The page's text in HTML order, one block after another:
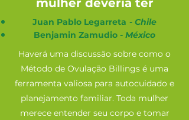
mulher deveria ter
Juan Pablo Legarreta - Chile
Benjamin Zamudio - México
Haverá uma discussão sobre como o
Método de Ovulação Billings é uma
ferramenta valiosa para autocuidado e
planejamento familiar. Toda mulher
merece entender seu corpo e tomar